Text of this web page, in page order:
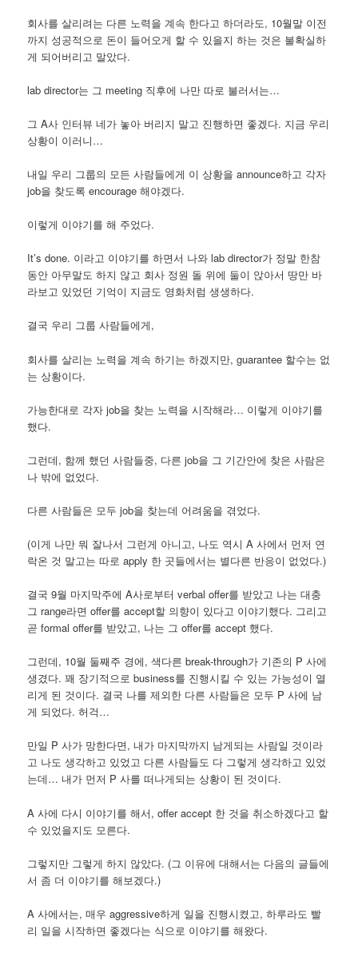
회사를 살리려는 다른 노력을 계속 한다고 하더라도, 10월말 이전
까지 성공적으로 돈이 들어오게 할 수 있을지 하는 것은 불확실하
게 되어버리고 말았다.
lab director는 그 meeting 직후에 나만 따로 불러서는…
그 A사 인터뷰 네가 놓아 버리지 말고 진행하면 좋겠다. 지금 우리
상황이 이러니…
내일 우리 그룹의 모든 사람들에게 이 상황을 announce하고 각자
job을 찾도록 encourage 해야겠다.
이렇게 이야기를 해 주었다.
It’s done. 이라고 이야기를 하면서 나와 lab director가 정말 한참
동안 아무말도 하지 않고 회사 정원 돌 위에 둘이 앉아서 땅만 바
라보고 있었던 기억이 지금도 영화처럼 생생하다.
결국 우리 그룹 사람들에게,
회사를 살리는 노력을 계속 하기는 하겠지만, guarantee 할수는 없
는 상황이다.
가능한대로 각자 job을 찾는 노력을 시작해라… 이렇게 이야기를
했다.
그런데, 함께 했던 사람들중, 다른 job을 그 기간안에 찾은 사람은
나 밖에 없었다.
다른 사람들은 모두 job을 찾는데 어려움을 겪었다.
(이게 나만 뭐 잘나서 그런게 아니고, 나도 역시 A 사에서 먼저 연
락온 것 말고는 따로 apply 한 곳들에서는 별다른 반응이 없었다.)
결국 9월 마지막주에 A사로부터 verbal offer를 받았고 나는 대충
그 range라면 offer를 accept할 의향이 있다고 이야기했다. 그리고
곧 formal offer를 받았고, 나는 그 offer를 accept 했다.
그런데, 10월 둘째주 경에, 색다른 break-through가 기존의 P 사에
생겼다. 꽤 장기적으로 business를 진행시킬 수 있는 가능성이 열
리게 된 것이다. 결국 나를 제외한 다른 사람들은 모두 P 사에 남
게 되었다. 허걱…
만일 P 사가 망한다면, 내가 마지막까지 남게되는 사람일 것이라
고 나도 생각하고 있었고 다른 사람들도 다 그렇게 생각하고 있었
는데… 내가 먼저 P 사를 떠나게되는 상황이 된 것이다.
A 사에 다시 이야기를 해서, offer accept 한 것을 취소하겠다고 할
수 있었을지도 모른다.
그렇지만 그렇게 하지 않았다. (그 이유에 대해서는 다음의 글들에
서 좀 더 이야기를 해보겠다.)
A 사에서는, 매우 aggressive하게 일을 진행시켰고, 하루라도 빨
리 일을 시작하면 좋겠다는 식으로 이야기를 해왔다.